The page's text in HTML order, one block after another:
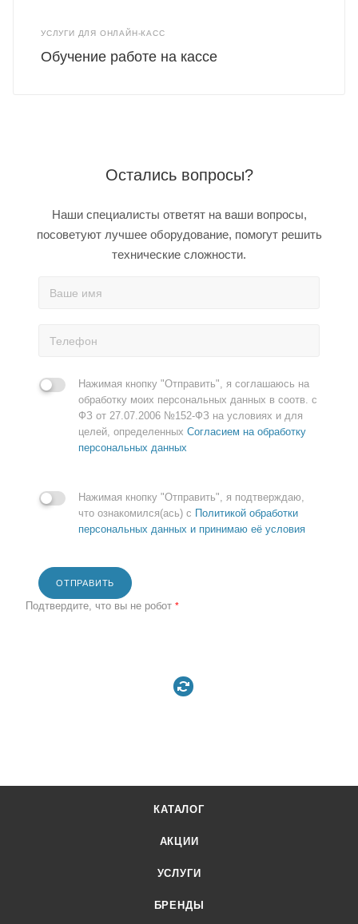
УСЛУГИ ДЛЯ ОНЛАЙН-КАСС
Обучение работе на кассе
Остались вопросы?
Наши специалисты ответят на ваши вопросы,
посоветуют лучшее оборудование, помогут решить
технические сложности.
Нажимая кнопку "Отправить", я соглашаюсь на
обработку моих персональных данных в соотв. с
ФЗ от 27.07.2006 №152-ФЗ на условиях и для
целей, определенных Согласием на обработку
персональных данных
Нажимая кнопку "Отправить", я подтверждаю,
что ознакомился(ась) с Политикой обработки
персональных данных и принимаю её условия
ОТПРАВИТЬ
Подтвердите, что вы не робот *
КАТАЛОГ
АКЦИИ
УСЛУГИ
БРЕНДЫ